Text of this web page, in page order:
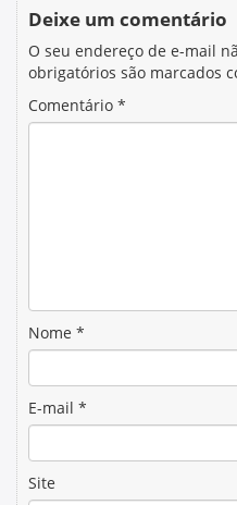
Deixe um comentário
O seu endereço de e-mail
obrigatórios são marcados
Comentário *
Nome *
E-mail *
Site